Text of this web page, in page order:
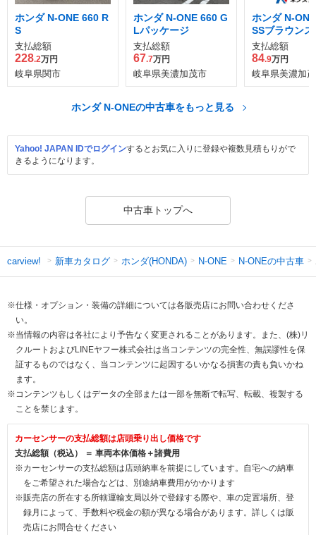
ホンダ N-ONE 660 R
S
支払総額
228.2万円
岐阜県関市
ホンダ N-ONE 660 G
Lパッケージ
支払総額
67.7万円
岐阜県美濃加茂市
ホンダ N-
SSブラウン
パッケージ
支払総額
84.9万円
岐阜県美濃加
ホンダ N-ONEの中古車をもっと見る
Yahoo! JAPAN IDでログインするとお気に入りに登録や複数見積もりがで
きるようになります。
中古車トップへ
carview! 新車カタログ ホンダ(HONDA) N-ONE N-ONEの中古車
※仕様・オプション・装備の詳細については各販売店にお問い合わせくださ
い。
※当情報の内容は各社により予告なく変更されることがあります。また、(株)リ
クルートおよびLINEヤフー株式会社は当コンテンツの完全性、無誤謬性を保
証するものではなく、当コンテンツに起因するいかなる損害の責も負いかね
ます。
※コンテンツもしくはデータの全部または一部を無断で転写、転載、複製する
ことを禁じます。
カーセンサーの支払総額は店頭乗り出し価格です
支払総額（税込） ＝ 車両本体価格＋諸費用
※カーセンサーの支払総額は店頭納車を前提にしています。自宅への納車
をご希望された場合などは、別途納車費用がかかります
※販売店の所在する所轄運輸支局以外で登録する際や、車の定置場所、登
録月によって、手数料や税金の額が異なる場合があります。詳しくは販
売店にお問合せください